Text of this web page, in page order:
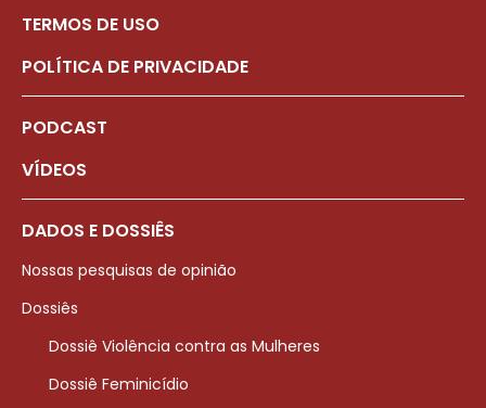
TERMOS DE USO
POLÍTICA DE PRIVACIDADE
PODCAST
VÍDEOS
DADOS E DOSSIÊS
Nossas pesquisas de opinião
Dossiês
Dossiê Violência contra as Mulheres
Dossiê Feminicídio